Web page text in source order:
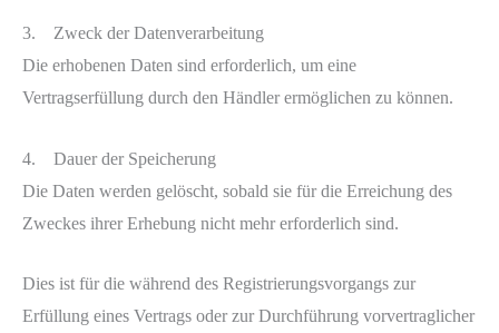
3. Zweck der Datenverarbeitung
Die erhobenen Daten sind erforderlich, um eine
Vertragserfüllung durch den Händler ermöglichen zu können.
4. Dauer der Speicherung
Die Daten werden gelöscht, sobald sie für die Erreichung des
Zweckes ihrer Erhebung nicht mehr erforderlich sind.
Dies ist für die während des Registrierungsvorgangs zur
Erfüllung eines Vertrags oder zur Durchführung vorvertraglicher